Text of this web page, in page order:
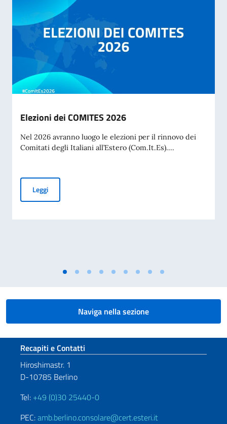
Elezioni dei COMITES 2026
Nel 2026 avranno luogo le elezioni per il rinnovo dei
Comitati degli Italiani all’Estero (Com.It.Es)....
LeggiElezioni dei COMITES 2026
Naviga nella sezione
Sezione footer
Recapiti e Contatti
Hiroshimastr. 1
D-10785 Berlino
Tel: +49 (0)30 25440-0
PEC:amb.berlino.consolare@cert.esteri.it